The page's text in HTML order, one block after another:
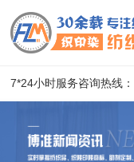
7*24小时服务咨询热线：